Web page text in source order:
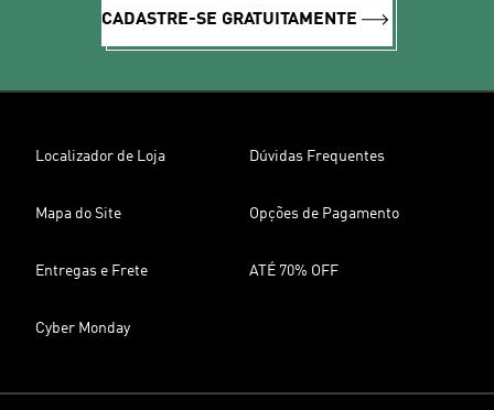
CADASTRE-SE GRATUITAMENTE
Localizador de Loja Dúvidas Frequentes
Mapa do Site Opções de Pagamento
Entregas e Frete ATÉ 70% OFF
Cyber Monday